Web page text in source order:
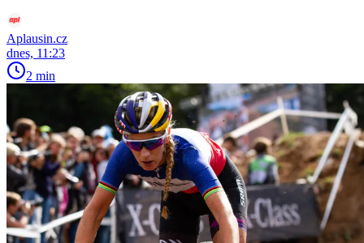
Aplausin.cz
dnes, 11:23
2 min